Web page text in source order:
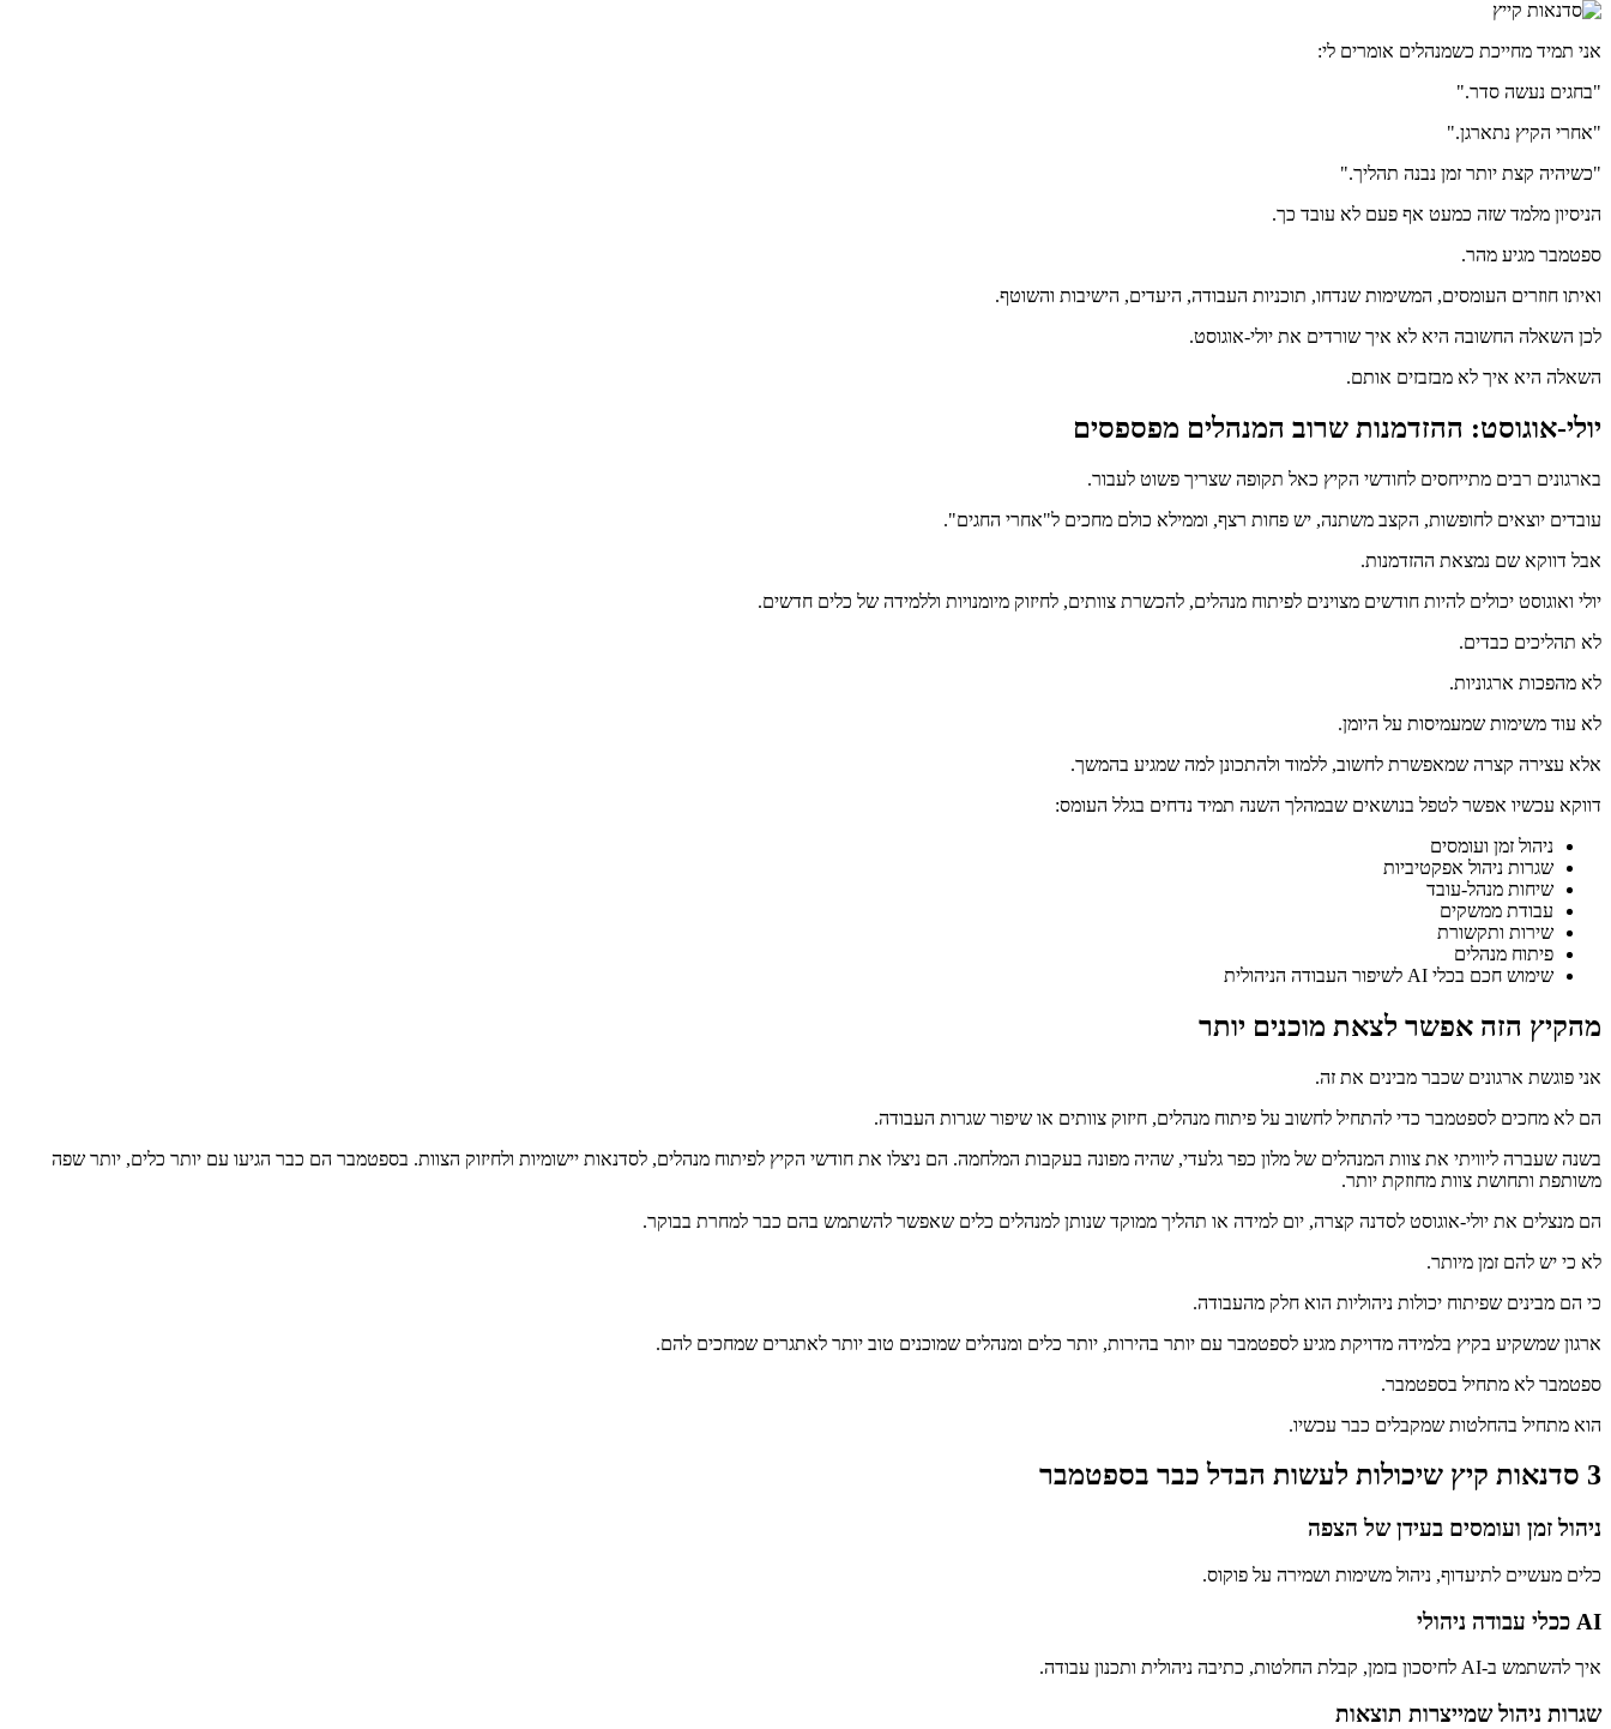
אני תמיד מחייכת כשמנהלים אומרים לי:
"בחגים נעשה סדר."
"אחרי הקיץ נתארגן."
"כשיהיה קצת יותר זמן נבנה תהליך."
הניסיון מלמד שזה כמעט אף פעם לא עובד כך.
ספטמבר מגיע מהר.
ואיתו חוזרים העומסים, המשימות שנדחו, תוכניות העבודה, היעדים, הישיבות והשוטף.
לכן השאלה החשובה היא לא איך שורדים את יולי-אוגוסט.
השאלה היא איך לא מבזבזים אותם.
יולי-אוגוסט: ההזדמנות שרוב המנהלים מפספסים
בארגונים רבים מתייחסים לחודשי הקיץ כאל תקופה שצריך פשוט לעבור.
עובדים יוצאים לחופשות, הקצב משתנה, יש פחות רצף, וממילא כולם מחכים ל"אחרי החגים".
אבל דווקא שם נמצאת ההזדמנות.
יולי ואוגוסט יכולים להיות חודשים מצוינים לפיתוח מנהלים, להכשרת צוותים, לחיזוק מיומנויות וללמידה של כלים חדשים.
לא תהליכים כבדים.
לא מהפכות ארגוניות.
לא עוד משימות שמעמיסות על היומן.
אלא עצירה קצרה שמאפשרת לחשוב, ללמוד ולהתכונן למה שמגיע בהמשך.
דווקא עכשיו אפשר לטפל בנושאים שבמהלך השנה תמיד נדחים בגלל העומס:
ניהול זמן ועומסים
שגרות ניהול אפקטיביות
שיחות מנהל-עובד
עבודת ממשקים
שירות ותקשורת
פיתוח מנהלים
שימוש חכם בכלי AI לשיפור העבודה הניהולית
מהקיץ הזה אפשר לצאת מוכנים יותר
אני פוגשת ארגונים שכבר מבינים את זה.
הם לא מחכים לספטמבר כדי להתחיל לחשוב על פיתוח מנהלים, חיזוק צוותים או שיפור שגרות העבודה.
בשנה שעברה ליוויתי את צוות המנהלים של מלון כפר גלעדי, שהיה מפונה בעקבות המלחמה. הם ניצלו את חודשי הקיץ לפיתוח מנהלים, לסדנאות יישומיות ולחיזוק הצוות. בספטמבר הם כבר הגיעו עם יותר כלים, יותר שפה
משותפת ותחושת צוות מחוזקת יותר.
הם מנצלים את יולי-אוגוסט לסדנה קצרה, יום למידה או תהליך ממוקד שנותן למנהלים כלים שאפשר להשתמש בהם כבר למחרת בבוקר.
לא כי יש להם זמן מיותר.
כי הם מבינים שפיתוח יכולות ניהוליות הוא חלק מהעבודה.
ארגון שמשקיע בקיץ בלמידה מדויקת מגיע לספטמבר עם יותר בהירות, יותר כלים ומנהלים שמוכנים טוב יותר לאתגרים שמחכים להם.
ספטמבר לא מתחיל בספטמבר.
הוא מתחיל בהחלטות שמקבלים כבר עכשיו.
3 סדנאות קיץ שיכולות לעשות הבדל כבר בספטמבר
ניהול זמן ועומסים בעידן של הצפה
כלים מעשיים לתיעדוף, ניהול משימות ושמירה על פוקוס.
AI ככלי עבודה ניהולי
איך להשתמש ב-AI לחיסכון בזמן, קבלת החלטות, כתיבה ניהולית ותכנון עבודה.
שגרות ניהול שמייצרות תוצאות